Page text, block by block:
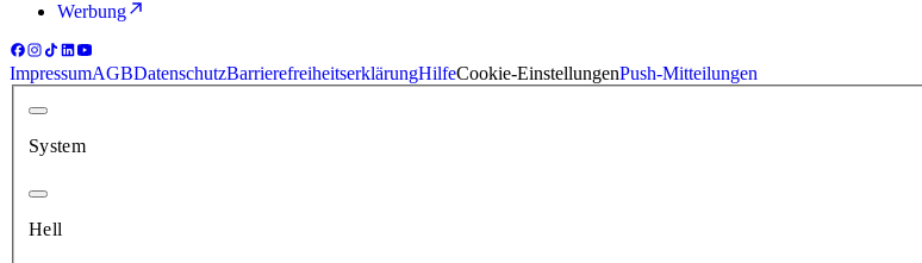
Werbung
ImpressumAGBDatenschutzBarrierefreiheitserklärungHilfeCookie-EinstellungenPush-Mitteilungen
System
Hell